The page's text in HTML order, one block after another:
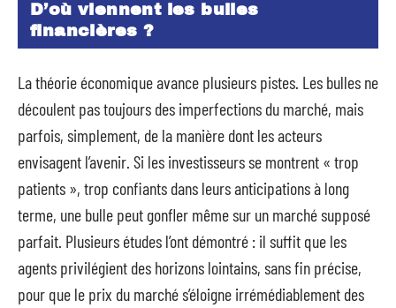
D’où viennent les bulles
financières ?
La théorie économique avance plusieurs pistes. Les bulles ne
découlent pas toujours des imperfections du marché, mais
parfois, simplement, de la manière dont les acteurs
envisagent l’avenir. Si les investisseurs se montrent « trop
patients », trop confiants dans leurs anticipations à long
terme, une bulle peut gonfler même sur un marché supposé
parfait. Plusieurs études l’ont démontré : il suffit que les
agents privilégient des horizons lointains, sans fin précise,
pour que le prix du marché s’éloigne irrémédiablement des